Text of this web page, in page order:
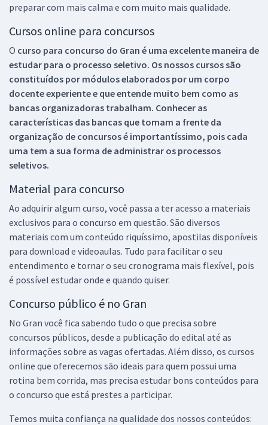
preparar com mais calma e com muito mais qualidade.
Cursos online para concursos
O curso para concurso do Gran é uma excelente maneira de
estudar para o processo seletivo. Os nossos cursos são
constituídos por módulos elaborados por um corpo
docente experiente e que entende muito bem como as
bancas organizadoras trabalham. Conhecer as
características das bancas que tomam a frente da
organização de concursos é importantíssimo, pois cada
uma tem a sua forma de administrar os processos
seletivos.
Material para concurso
Ao adquirir algum curso, você passa a ter acesso a materiais
exclusivos para o concurso em questão. São diversos
materiais com um conteúdo riquíssimo, apostilas disponíveis
para download e videoaulas. Tudo para facilitar o seu
entendimento e tornar o seu cronograma mais flexível, pois
é possível estudar onde e quando quiser.
Concurso público é no Gran
No Gran você fica sabendo tudo o que precisa sobre
concursos públicos, desde a publicação do edital até as
informações sobre as vagas ofertadas. Além disso, os cursos
online que oferecemos são ideais para quem possui uma
rotina bem corrida, mas precisa estudar bons conteúdos para
o concurso que está prestes a participar.
Temos muita confiança na qualidade dos nossos conteúdos: